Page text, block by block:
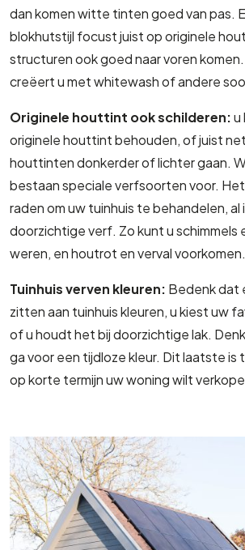
dan komen witte tinten goed van pas.
blokhutstijl focust juist op originele
structuren ook goed naar voren
creëert u met whitewash of andere
Originele houttint ook schilderen:u
originele houttint behouden, of juist
houttinten donkerder of lichter gaan.
bestaan speciale verfsoorten voor.
raden om uw tuinhuis te behandelen, al
doorzichtige verf. Zo kunt u schimmels
weren, en houtrot en verval voorkomen.
Tuinhuis verven kleuren: Bedenk dat
zitten aan tuinhuis kleuren, u kiest uw
of u houdt het bij doorzichtige lak.
ga voor een tijdloze kleur. Dit laatste is
op korte termijn uw woning wilt